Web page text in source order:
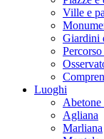
Ville e
Giardini
Luoghi
Agliana
Marliana